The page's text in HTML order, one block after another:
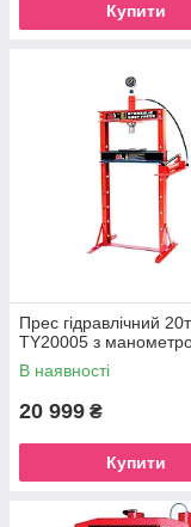
Купити
Прес гідравлічний
TY20005 з
В наявності
20 999 ₴
Купити